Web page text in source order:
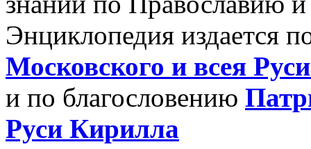
Энциклопедия издается
Московского и всея
и по благословению
Руси Кирилла